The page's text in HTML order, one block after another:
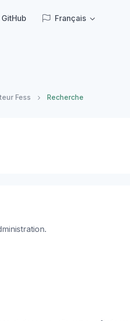
GitHub Français
Fess Recherche